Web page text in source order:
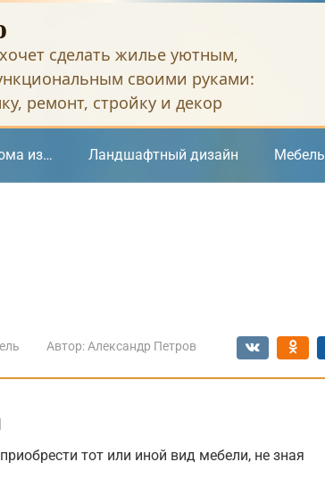
сделать жилье уютным,
своими руками:
ремонт, стройку и декор
из… Ландшафтный дизайн Мебель
Автор: Александр Петров
тот или иной вид мебели, не зная